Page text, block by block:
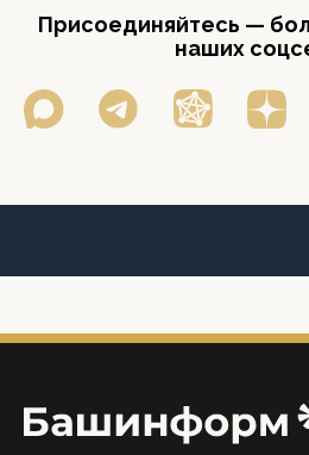
Присоединяйтесь —
наших